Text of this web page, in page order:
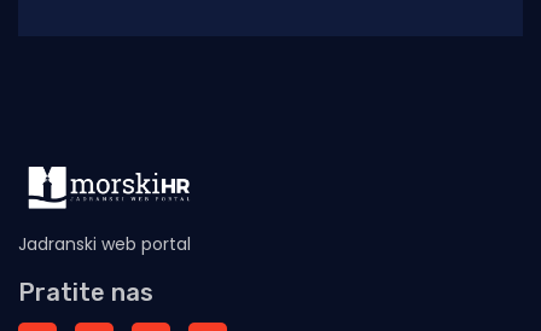
Jadranski web portal
Pratite nas